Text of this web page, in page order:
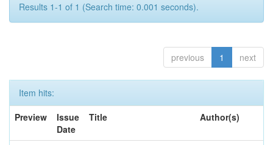
Results 1-1 of 1 (Search time: 0.001 seconds).
previous 1 next
Item hits:
Preview
Issue
Date
Title Author(s)